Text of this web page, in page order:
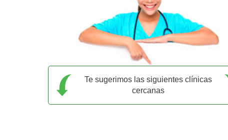
Te sugerimos las siguientes clínicas
cercanas